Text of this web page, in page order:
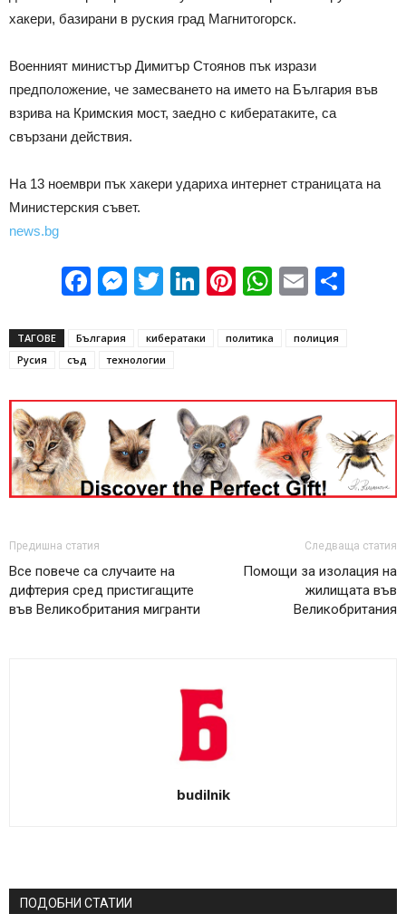
хакери, базирани в руския град Магнитогорск.
Военният министър Димитър Стоянов пък изрази
предположение, че замесването на името на България във
взрива на Кримския мост, заедно с кибератаките, са
свързани действия.
На 13 ноември пък хакери удариха интернет страницата на
Министерския съвет.
news.bg
Facebook
Messenger
Twitter
LinkedIn
Pinterest
WhatsApp
Email
ТАГОВЕ България кибератаки политика
полиция
Русия
съд технологии
Предишна статия
Все повече са случаите на
дифтерия сред пристигащите
във Великобритания мигранти
Следваща статия
Помощи за изолация на
жилищата във
Великобритания
budilnik
ПОДОБНИ СТАТИИ